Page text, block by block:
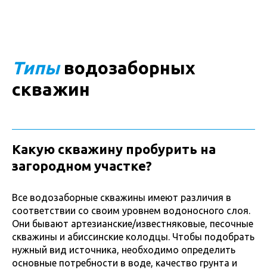
Типыводозаборных
скважин
Какую скважину пробурить на
загородном участке?
Все водозаборные скважины имеют различия в
соответствии со своим уровнем водоносного слоя.
Они бывают артезианские/известняковые, песочные
скважины и абиссинские колодцы. Чтобы подобрать
нужный вид источника, необходимо определить
основные потребности в воде, качество грунта и